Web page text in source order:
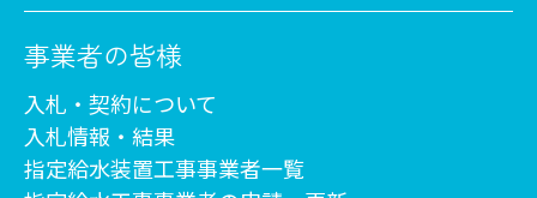
事業者の皆様
入札・契約について
入札情報・結果
指定給水装置工事事業者一覧